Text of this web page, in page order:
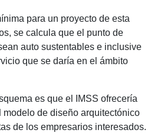
para un proyecto de esta
se calcula que el punto de
auto sustentables e inclusive
que se daría en el ámbito
es que el IMSS ofrecería
de diseño arquitectónico
de los empresarios interesados.